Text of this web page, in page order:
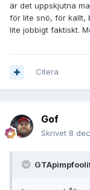
är det uppskjutna
för lite snö, för kallt,
lite jobbigt faktiskt.
Citera
Gof
Skrivet 8